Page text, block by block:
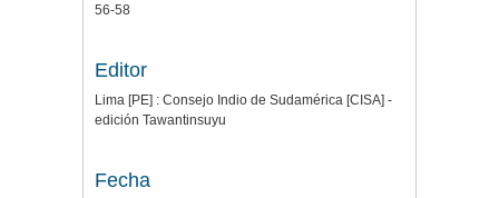
56-58
Editor
Lima [PE] : Consejo Indio de Sudamérica [CISA] -
edición Tawantinsuyu
Fecha